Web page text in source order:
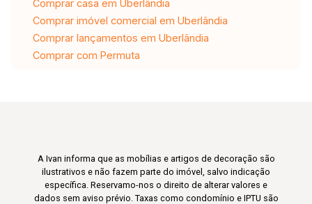
Comprar casa em Uberlândia
Comprar imóvel comercial em Uberlândia
Comprar lançamentos em Uberlândia
Comprar com Permuta
A Ivan informa que as mobílias e artigos de decoração são
ilustrativos e não fazem parte do imóvel, salvo indicação
específica. Reservamo-nos o direito de alterar valores e
dados sem aviso prévio. Taxas como condomínio e IPTU são